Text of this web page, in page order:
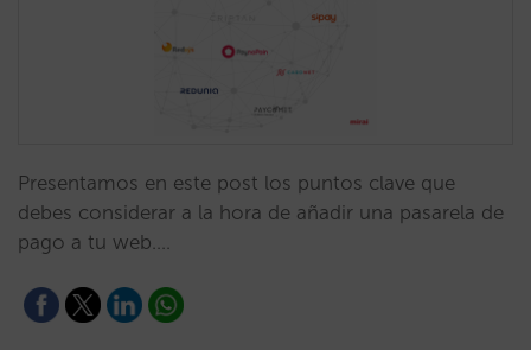
Presentamos en este post los puntos clave que
debes considerar a la hora de añadir una pasarela de
pago a tu web.…